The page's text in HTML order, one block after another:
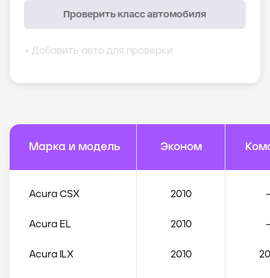
+ Добавить авто для проверки
Проверить класс автомобиля
Марка и модель Эконом
Acura CSX 2010
Acura EL 2010
Acura ILX 2010